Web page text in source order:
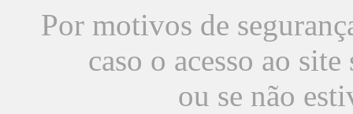
Por motivos de
caso o acesso ao
ou se não